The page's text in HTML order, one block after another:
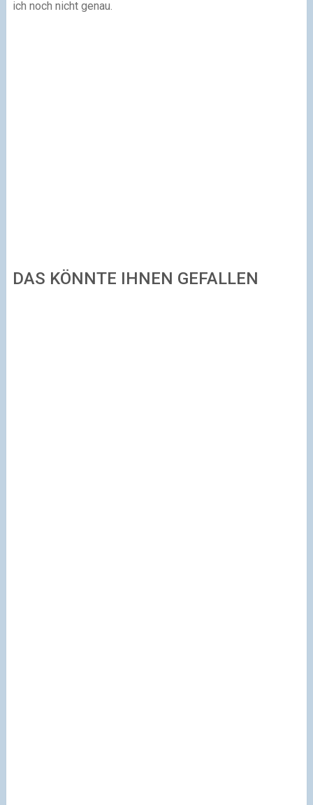
ich noch nicht genau.
DAS KÖNNTE IHNEN GEFALLEN